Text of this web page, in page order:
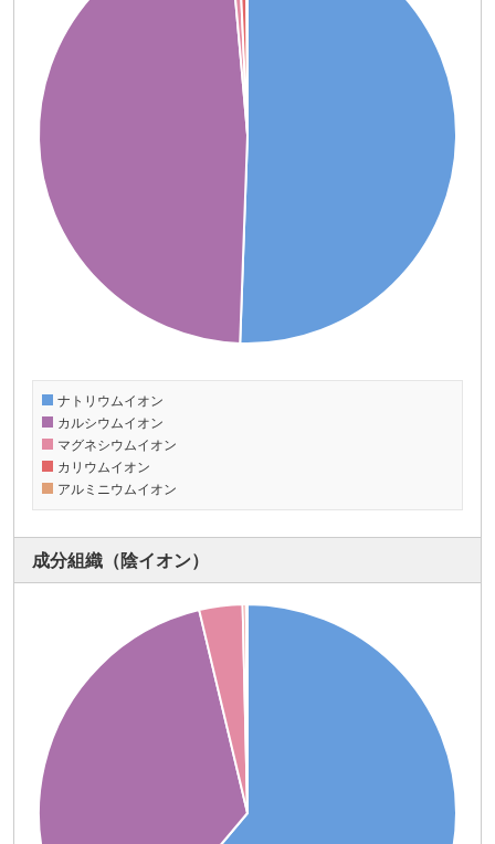
ナトリウムイオン
カルシウムイオン
マグネシウムイオン
カリウムイオン
アルミニウムイオン
成分組織（陰イオン）